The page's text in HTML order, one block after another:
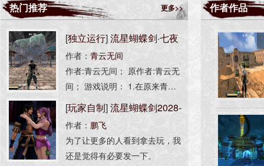
作者作品
热门推荐 更多>>
[独立运行]流星蝴蝶剑·七夜
听雪(光影增强版)
作者： 青云无间
作者:青云无间； 原作者:青云无
间； 游戏说明： 1.在原来青云
无间大佬的版本基础上添加了图
像补丁、AS脚本引擎以及光
影； 2.若游戏内掉帧卡顿可按[F
4]关闭光影； -------------------
[玩家自制]流星蝴蝶剑2028-
AI版
作者： 鹏飞
为了让更多的人看到拿去玩，我
还是觉得有必要发一下。